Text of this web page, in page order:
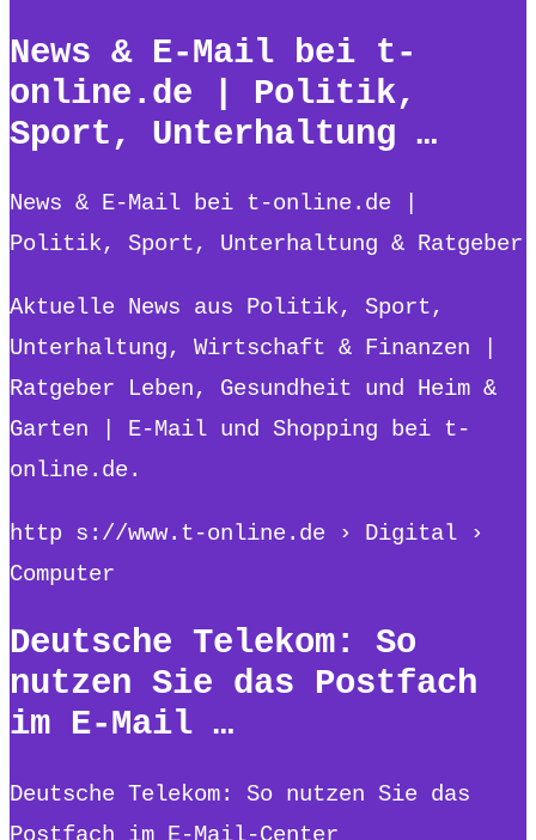
News & E-Mail bei t-
online.de | Politik,
Sport, Unterhaltung …
News & E-Mail bei t-online.de |
Politik, Sport, Unterhaltung & Ratgeber
Aktuelle News aus Politik, Sport,
Unterhaltung, Wirtschaft & Finanzen |
Ratgeber Leben, Gesundheit und Heim &
Garten | E-Mail und Shopping bei t-
online.de.
http s://www.t-online.de › Digital ›
Computer
Deutsche Telekom: So
nutzen Sie das Postfach
im E-Mail …
Deutsche Telekom: So nutzen Sie das
Postfach im E-Mail-Center